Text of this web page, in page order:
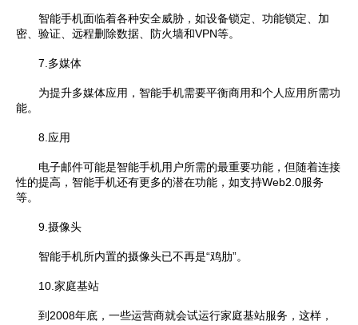
智能手机面临着各种安全威胁，如设备锁定、功能锁定、加
密、验证、远程删除数据、防火墙和VPN等。
7.多媒体
为提升多媒体应用，智能手机需要平衡商用和个人应用所需功
能。
8.应用
电子邮件可能是智能手机用户所需的最重要功能，但随着连接
性的提高，智能手机还有更多的潜在功能，如支持Web2.0服务
等。
9.摄像头
智能手机所内置的摄像头已不再是“鸡肋”。
10.家庭基站
到2008年底，一些运营商就会试运行家庭基站服务，这样，